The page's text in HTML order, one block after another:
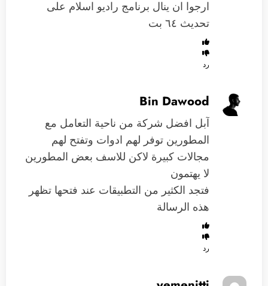
ارجوا ان ينال برنامج راديو اسلام على
تحديث ٦٤ بت
رد
Bin Dawood
آبل افضل شركة من ناحية التعامل مع
المطورين توفر لهم ادوات وتفتح لهم
مجالات كبيرة لاكن للاسف بعض المطورين
لا يهتمون
فتجد الكثير من التطبيقات عند فتحها تظهر
هذه الرسالة
رد